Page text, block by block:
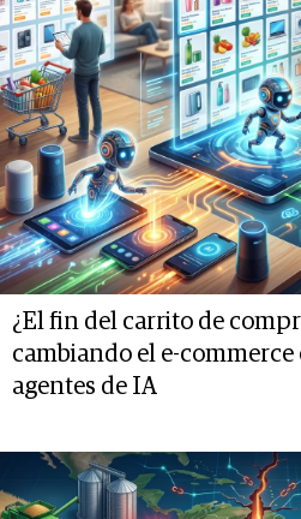
¿El fin del carrito de
cambiando el e-commerce
agentes de IA